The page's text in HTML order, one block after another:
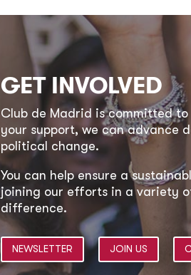
GET INVOLVED
Club de Madrid is committed
your support, we can advance
political change.
You can help ensure a
joining our efforts in a variety
difference.
NEWSLETTER JOIN US